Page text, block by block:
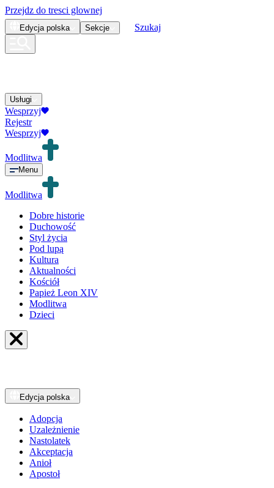
Przejdz do tresci glownej
Edycja polska Sekcje Szukaj
Usługi
Wesprzyj
Rejestr
Wesprzyj
Modlitwa
Menu
Modlitwa
Dobre historie
Duchowość
Styl życia
Pod lupą
Kultura
Aktualności
Kościół
Papież Leon XIV
Modlitwa
Dzieci
Edycja polska
Adopcja
Uzależnienie
Nastolatek
Akceptacja
Anioł
Apostoł